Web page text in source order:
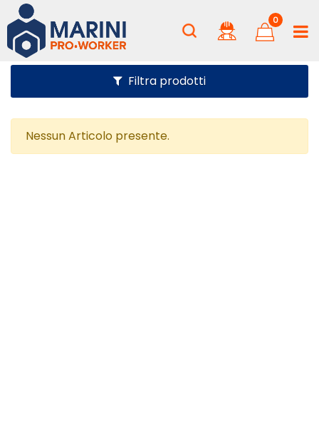
0
Filtra prodotti
Nessun Articolo presente.